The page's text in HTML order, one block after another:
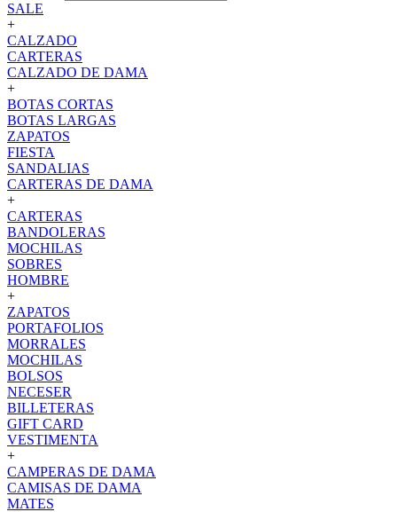
SALE
+
CALZADO
CARTERAS
CALZADO DE DAMA
+
BOTAS CORTAS
BOTAS LARGAS
ZAPATOS
FIESTA
SANDALIAS
CARTERAS DE DAMA
+
CARTERAS
BANDOLERAS
MOCHILAS
SOBRES
HOMBRE
+
ZAPATOS
PORTAFOLIOS
MORRALES
MOCHILAS
BOLSOS
NECESER
BILLETERAS
GIFT CARD
VESTIMENTA
+
CAMPERAS DE DAMA
CAMISAS DE DAMA
MATES